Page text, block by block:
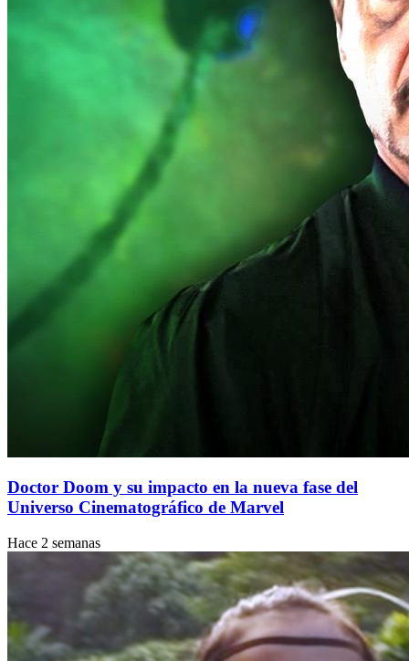
Doctor Doom y su impacto en la nueva fase del
Universo Cinematográfico de Marvel
Hace 2 semanas